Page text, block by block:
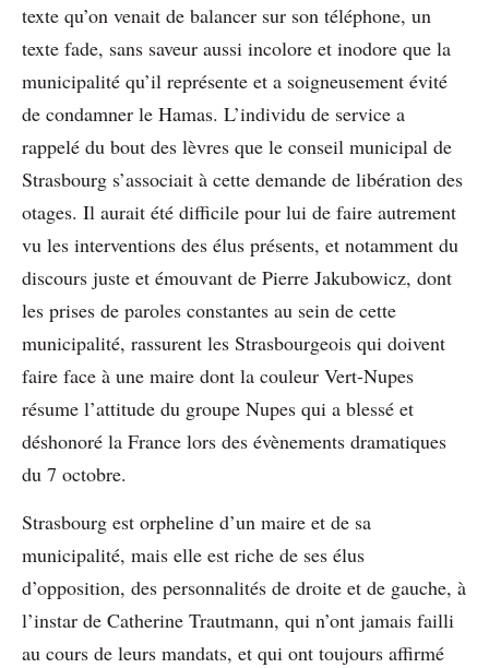
texte qu’on venait de balancer sur son téléphone, un
texte fade, sans saveur aussi incolore et inodore que la
municipalité qu’il représente et a soigneusement évité
de condamner le Hamas. L’individu de service a
rappelé du bout des lèvres que le conseil municipal de
Strasbourg s’associait à cette demande de libération des
otages. Il aurait été difficile pour lui de faire autrement
vu les interventions des élus présents, et notamment du
discours juste et émouvant de Pierre Jakubowicz, dont
les prises de paroles constantes au sein de cette
municipalité, rassurent les Strasbourgeois qui doivent
faire face à une maire dont la couleur Vert-Nupes
résume l’attitude du groupe Nupes qui a blessé et
déshonoré la France lors des évènements dramatiques
du 7 octobre.
Strasbourg est orpheline d’un maire et de sa
municipalité, mais elle est riche de ses élus
d’opposition, des personnalités de droite et de gauche, à
l’instar de Catherine Trautmann, qui n’ont jamais failli
au cours de leurs mandats, et qui ont toujours affirmé